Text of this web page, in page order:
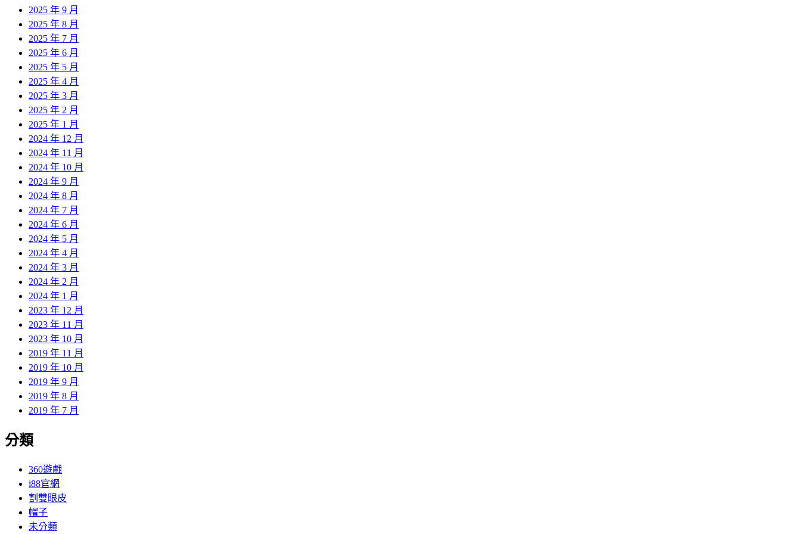
2025 年 9 月
2025 年 8 月
2025 年 7 月
2025 年 6 月
2025 年 5 月
2025 年 4 月
2025 年 3 月
2025 年 2 月
2025 年 1 月
2024 年 12 月
2024 年 11 月
2024 年 10 月
2024 年 9 月
2024 年 8 月
2024 年 7 月
2024 年 6 月
2024 年 5 月
2024 年 4 月
2024 年 3 月
2024 年 2 月
2024 年 1 月
2023 年 12 月
2023 年 11 月
2023 年 10 月
2019 年 11 月
2019 年 10 月
2019 年 9 月
2019 年 8 月
2019 年 7 月
分類
360遊戲
i88官網
割雙眼皮
帽子
未分類